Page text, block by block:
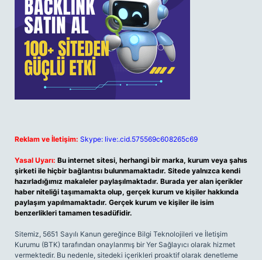
Reklam ve İletişim: Skype: live:.cid.575569c608265c69
Yasal Uyarı: Bu internet sitesi, herhangi bir marka, kurum veya şahıs
şirketi ile hiçbir bağlantısı bulunmamaktadır. Sitede yalnızca kendi
hazırladığımız makaleler paylaşılmaktadır. Burada yer alan içerikler
haber niteliği taşımamakta olup, gerçek kurum ve kişiler hakkında
paylaşım yapılmamaktadır. Gerçek kurum ve kişiler ile isim
benzerlikleri tamamen tesadüfidir.
Sitemiz, 5651 Sayılı Kanun gereğince Bilgi Teknolojileri ve İletişim
Kurumu (BTK) tarafından onaylanmış bir Yer Sağlayıcı olarak hizmet
vermektedir. Bu nedenle, sitedeki içerikleri proaktif olarak denetleme